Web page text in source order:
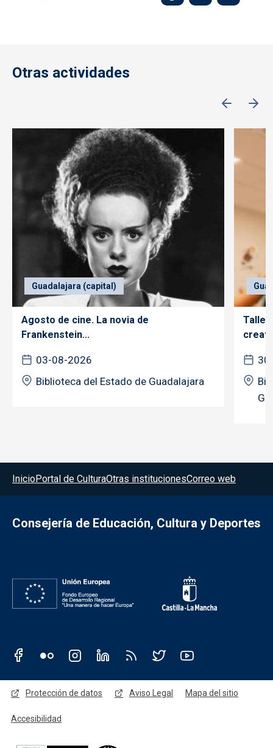
Otras actividades
Guadalajara (capital)
Agosto de cine. La novia de
Frankenstein...
03-08-2026
Biblioteca del Estado de Guadalajara
Taller
Menú del pie
InicioPortal de CulturaOtras institucionesCorreo web
Consejería de Educación, Cultura y Deportes
Redes sociales JCCM
Menú legal
Protección de datos Aviso Legal Mapa del sitio
Accesibilidad